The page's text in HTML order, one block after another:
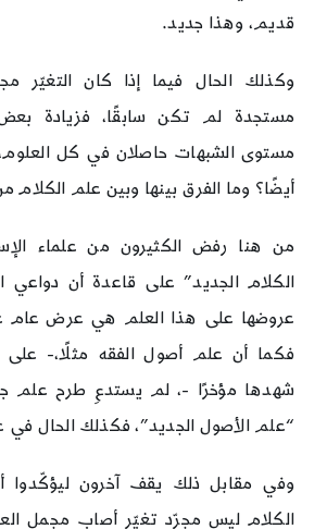
قديم، وهذا جديد.
وكذلك الحال فيما إذا كان التغيّر
مستجدة لم تكن سابقًا، فزيادة
مستوى الشبهات حاصلان في كل العلوم،
أيضًا؟ وما الفرق بينها وبين علم الكلام
من هنا رفض الكثيرون من علماء
الكلام الجديد” على قاعدة أن دواعي
عروضها على هذا العلم هي عرض عام
فكما أن علم أصول الفقه مثلًا،- على
شهدها مؤخرًا -، لم يستدعِ طرح علم
“علم الأصول الجديد”، فكذلك الحال في
وفي مقابل ذلك يقف آخرون
الكلام ليس مجرّد تغيّر أصاب مجمل